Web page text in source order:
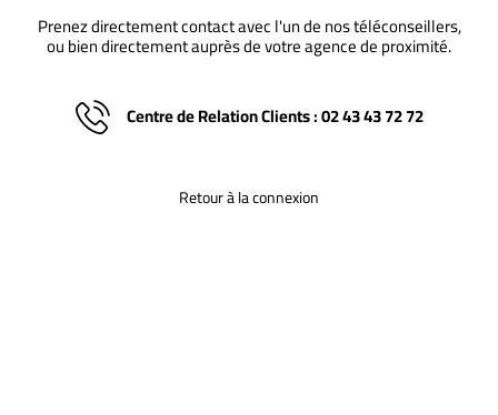
Prenez directement contact avec l'un de nos téléconseillers,
ou bien directement auprès de votre agence de proximité.
Centre de Relation Clients : 02 43 43 72 72
Retour à la connexion